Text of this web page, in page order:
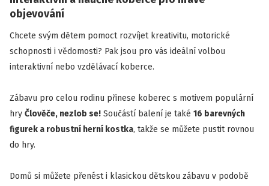
objevování
Chcete svým dětem pomoct rozvíjet kreativitu, motorické
schopnosti i vědomosti? Pak jsou pro vás ideální volbou
interaktivní nebo vzdělávací koberce.
Zábavu pro celou rodinu přinese koberec s motivem populární
hry Člověče, nezlob se! Součástí balení je také 16 barevných
figurek a robustní herní kostka, takže se můžete pustit rovnou
do hry.
Domů si můžete přenést i klasickou dětskou zábavu v podobě